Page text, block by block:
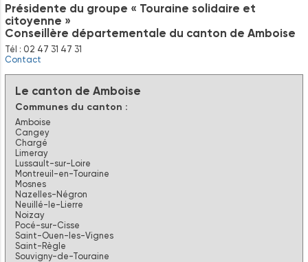
Présidente du groupe « Touraine solidaire et
citoyenne »
Conseillère départementale du canton de Amboise
Tél : 02 47 31 47 31
Contact
Le canton de Amboise
Communes du canton :
Amboise
Cangey
Chargé
Limeray
Lussault-sur-Loire
Montreuil-en-Touraine
Mosnes
Nazelles-Négron
Neuillé-le-Lierre
Noizay
Pocé-sur-Cisse
Saint-Ouen-les-Vignes
Saint-Règle
Souvigny-de-Touraine